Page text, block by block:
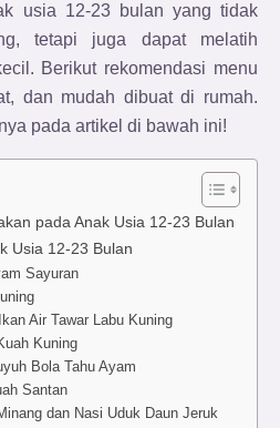
usia 12-23 bulan yang tidak
tetapi juga dapat melatih
Berikut rekomendasi menu
dan mudah dibuat di rumah.
pada artikel di bawah ini!
pada Anak Usia 12-23 Bulan
Usia 12-23 Bulan
Sayuran
Air Tawar Labu Kuning
Kuning
Bola Tahu Ayam
Santan
dan Nasi Uduk Daun Jeruk